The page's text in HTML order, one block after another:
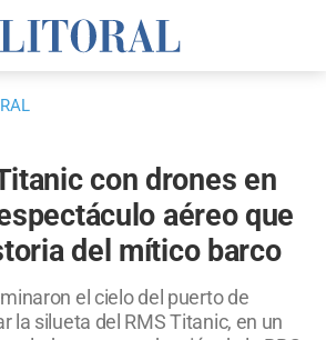
con drones en
aéreo que
del mítico barco
el cielo del puerto de
la silueta del RMS Titanic, en un